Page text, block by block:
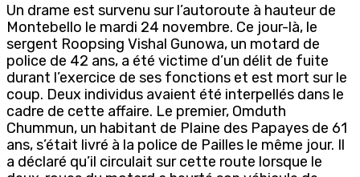
Un drame est survenu sur l’autoroute à hauteur de
Montebello le mardi 24 novembre. Ce jour-là, le
sergent Roopsing Vishal Gunowa, un motard de
police de 42 ans, a été victime d’un délit de fuite
durant l’exercice de ses fonctions et est mort sur le
coup. Deux individus avaient été interpellés dans le
cadre de cette affaire. Le premier, Omduth
Chummun, un habitant de Plaine des Papayes de 61
ans, s’était livré à la police de Pailles le même jour. Il
a déclaré qu’il circulait sur cette route lorsque le